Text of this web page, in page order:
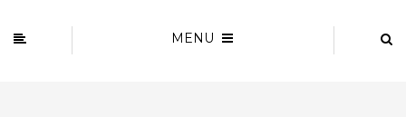
MENU